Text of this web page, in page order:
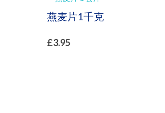
燕麦片1千克
£3.95